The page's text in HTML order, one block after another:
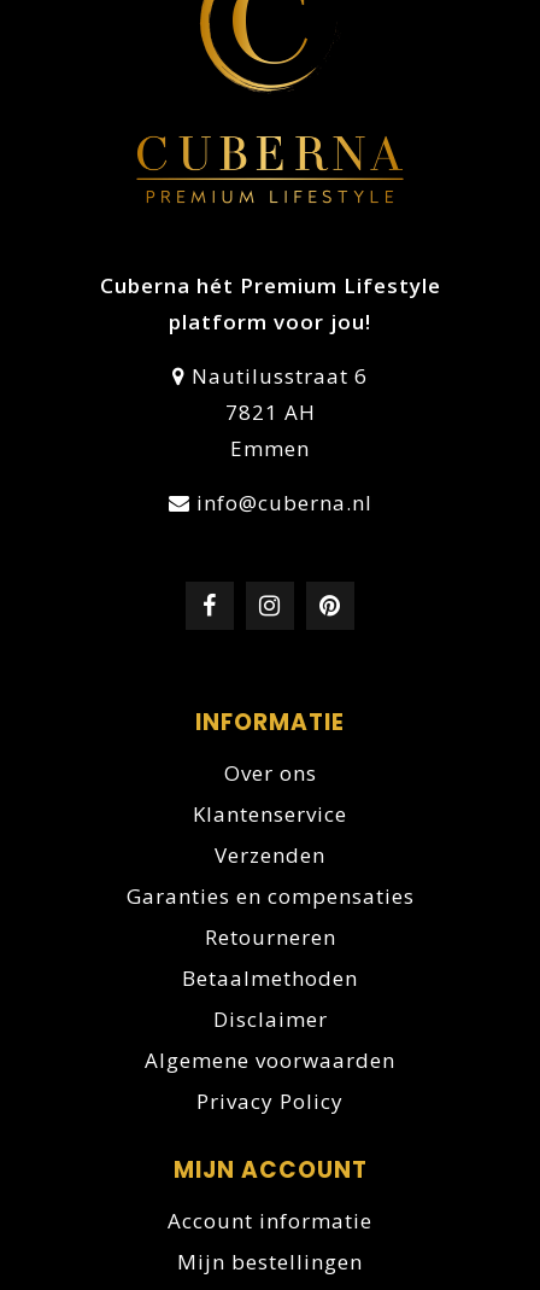
Cuberna hét Premium Lifestyle
platform voor jou!
Nautilusstraat 6
7821 AH
Emmen
info@cuberna.nl
INFORMATIE
Over ons
Klantenservice
Verzenden
Garanties en compensaties
Retourneren
Betaalmethoden
Disclaimer
Algemene voorwaarden
Privacy Policy
MIJN ACCOUNT
Account informatie
Mijn bestellingen